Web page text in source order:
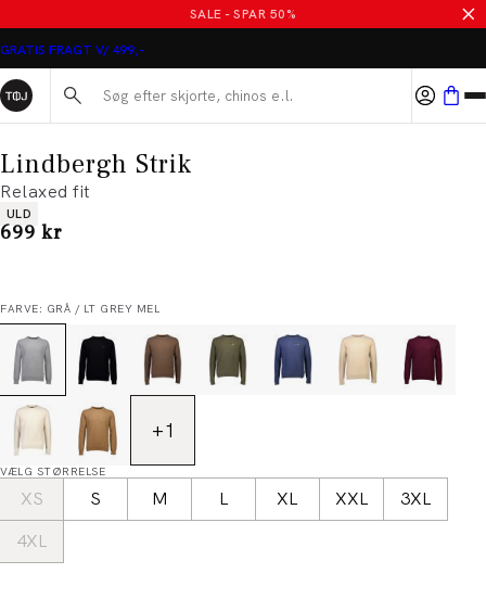
SALE - SPAR 50%
GRATIS FRAGT V/ 499,-
Søg her...
Lindbergh Strik
Relaxed fit
Produkt egenskaber
ULD
I alt (inkl. rabat)
699 kr
FARVE: GRÅ / LT GREY MEL
+1
VÆLG STØRRELSE
XS S M L XL XXL
3XL
4XL